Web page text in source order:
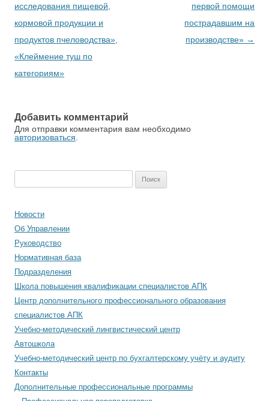
исследования пищевой,
кормовой продукции и
продуктов пчеловодства»,
«Клеймение туш по
категориям»
первой помощи
пострадавшим на
производстве» →
Добавить комментарий
Для отправки комментария вам необходимо
авторизоваться
Новости
Об Управлении
Руководство
Нормативная база
Подразделения
Школа повышения квалификации специалистов АПК
Центр дополнительного профессионального образования
специалистов АПК
Учебно-методический лингвистический центр
Автошкола
Учебно-методический центр по бухгалтерскому учёту и аудиту
Контакты
Дополнительные профессиональные программы